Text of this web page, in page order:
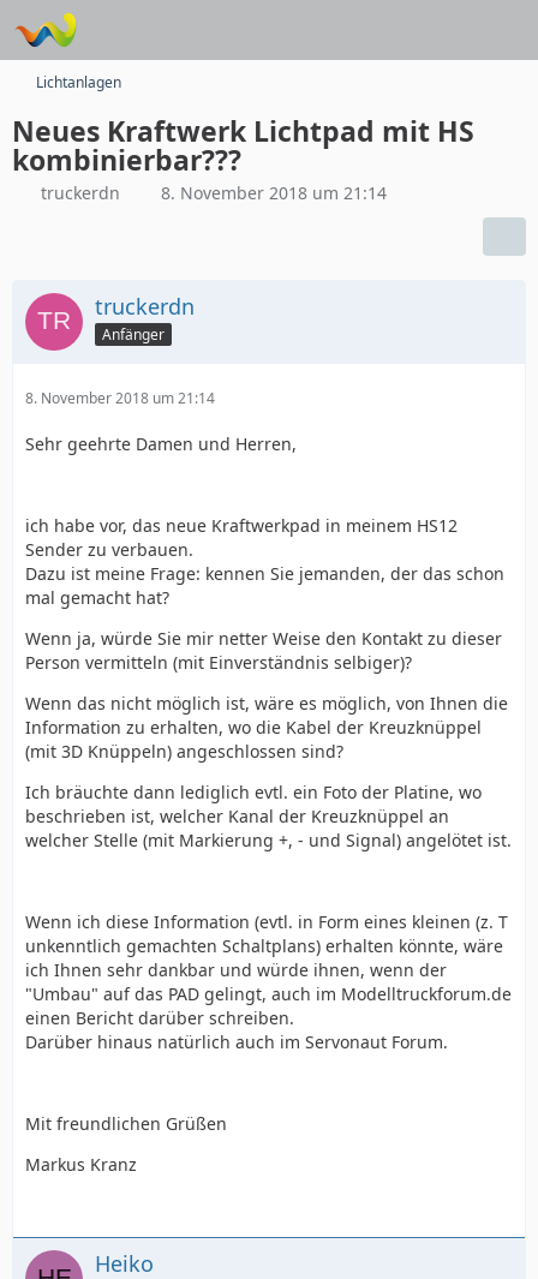
Lichtanlagen
Neues Kraftwerk Lichtpad mit HS
kombinierbar???
truckerdn 8. November 2018 um 21:14
truckerdn
Anfänger
8. November 2018 um 21:14
Sehr geehrte Damen und Herren,
ich habe vor, das neue Kraftwerkpad in meinem HS12
Sender zu verbauen.
Dazu ist meine Frage: kennen Sie jemanden, der das schon
mal gemacht hat?
Wenn ja, würde Sie mir netter Weise den Kontakt zu dieser
Person vermitteln (mit Einverständnis selbiger)?
Wenn das nicht möglich ist, wäre es möglich, von Ihnen die
Information zu erhalten, wo die Kabel der Kreuzknüppel
(mit 3D Knüppeln) angeschlossen sind?
Ich bräuchte dann lediglich evtl. ein Foto der Platine, wo
beschrieben ist, welcher Kanal der Kreuzknüppel an
welcher Stelle (mit Markierung +, - und Signal) angelötet ist.
Wenn ich diese Information (evtl. in Form eines kleinen (z. T
unkenntlich gemachten Schaltplans) erhalten könnte, wäre
ich Ihnen sehr dankbar und würde ihnen, wenn der
"Umbau" auf das PAD gelingt, auch im Modelltruckforum.de
einen Bericht darüber schreiben.
Darüber hinaus natürlich auch im Servonaut Forum.
Mit freundlichen Grüßen
Markus Kranz
Heiko